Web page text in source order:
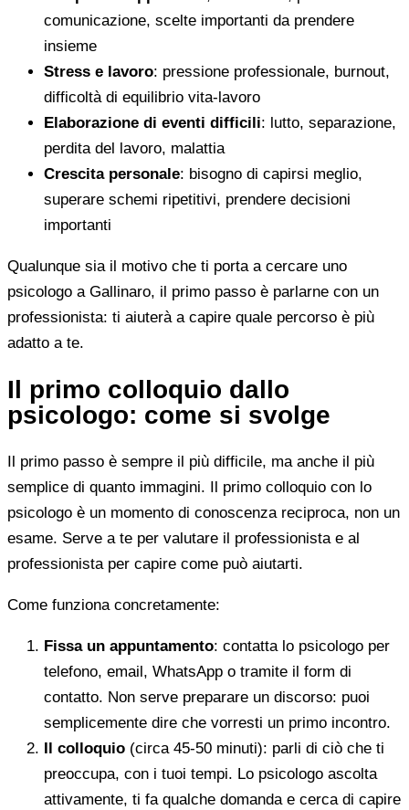
comunicazione, scelte importanti da prendere
insieme
Stress e lavoro: pressione professionale, burnout,
difficoltà di equilibrio vita-lavoro
Elaborazione di eventi difficili: lutto, separazione,
perdita del lavoro, malattia
Crescita personale: bisogno di capirsi meglio,
superare schemi ripetitivi, prendere decisioni
importanti
Qualunque sia il motivo che ti porta a cercare uno
psicologo a Gallinaro, il primo passo è parlarne con un
professionista: ti aiuterà a capire quale percorso è più
adatto a te.
Il primo colloquio dallo
psicologo: come si svolge
Il primo passo è sempre il più difficile, ma anche il più
semplice di quanto immagini. Il primo colloquio con lo
psicologo è un momento di conoscenza reciproca, non un
esame. Serve a te per valutare il professionista e al
professionista per capire come può aiutarti.
Come funziona concretamente:
Fissa un appuntamento: contatta lo psicologo per
telefono, email, WhatsApp o tramite il form di
contatto. Non serve preparare un discorso: puoi
semplicemente dire che vorresti un primo incontro.
Il colloquio (circa 45-50 minuti): parli di ciò che ti
preoccupa, con i tuoi tempi. Lo psicologo ascolta
attivamente, ti fa qualche domanda e cerca di capire